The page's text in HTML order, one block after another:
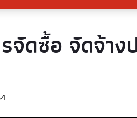
จัดซื้อ จัดจ้าง